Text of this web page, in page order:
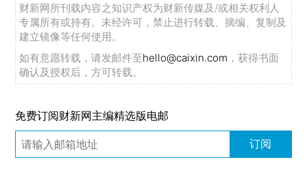
财新网所刊载内容之知识产权为财新传媒及/或相关权利人
专属所有或持有。未经许可，禁止进行转载、摘编、复制及
建立镜像等任何使用。
如有意愿转载，请发邮件至hello@caixin.com ，获得书面
确认及授权后，方可转载。
免费订阅财新网主编精选版电邮
订阅